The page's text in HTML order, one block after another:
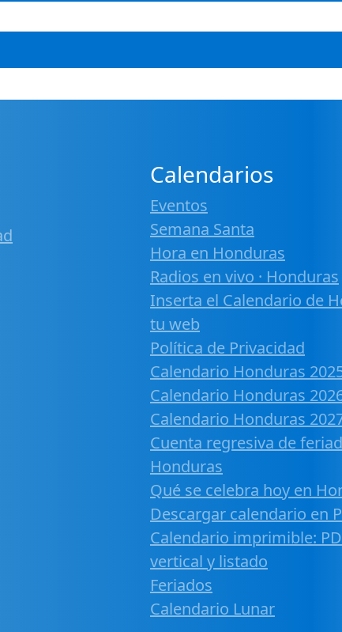
Calendarios
Eventos
Semana Santa
Hora en Honduras
Radios en vivo · Honduras
Inserta el Calendario de
tu web
Política de Privacidad
Calendario Honduras
Calendario Honduras
Calendario Honduras
Cuenta regresiva de
Honduras
Qué se celebra hoy en
Descargar calendario en
Calendario imprimible:
vertical y listado
Feriados
Calendario Lunar